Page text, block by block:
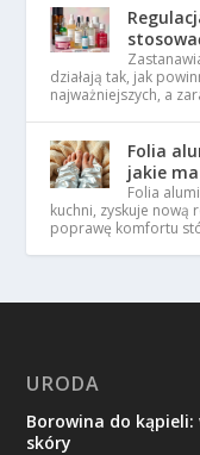
działają tak, jak
najważniejszych, a
Folia
jakie
Folia
kuchni, zyskuje nową
poprawę komfortu
URODA
Borowina do kąpieli:
skóry